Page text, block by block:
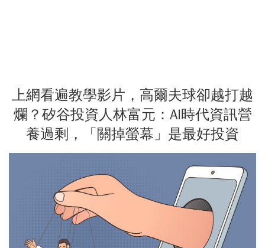
上網看遍教學影片，高爾夫球卻越打越
爛？矽谷投資人林富元：AI時代資訊營
養過剩，「關掉螢幕」是最好投資